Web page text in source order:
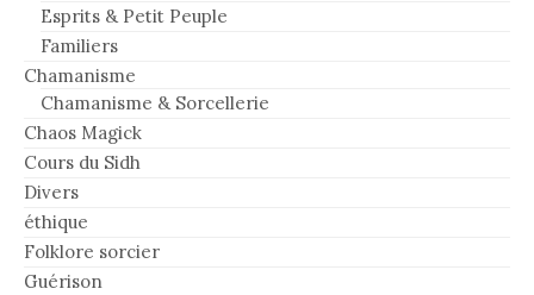
Esprits & Petit Peuple
Familiers
Chamanisme
Chamanisme & Sorcellerie
Chaos Magick
Cours du Sidh
Divers
éthique
Folklore sorcier
Guérison